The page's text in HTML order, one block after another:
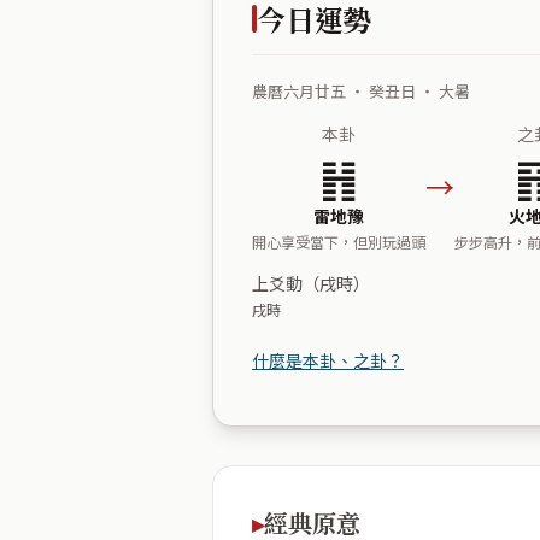
今日運勢
農曆六月廿五 ・ 癸丑日 ・ 大暑
本卦
䷏
雷地豫
開心享受當下，但別玩過頭
→
之
火
步步高升，
上爻動（戌時）
戌時
什麼是本卦、之卦？
經典原意